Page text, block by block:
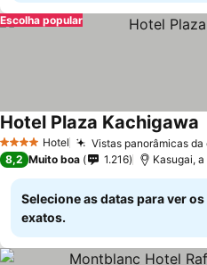
Escolha popular
4 EstrelasHotel Vistas panorâmicas
Hotel Plaza Kachigawa
8,2 Muito boa 1.216 Kasugai,
Selecione as datas para ver
exatos.